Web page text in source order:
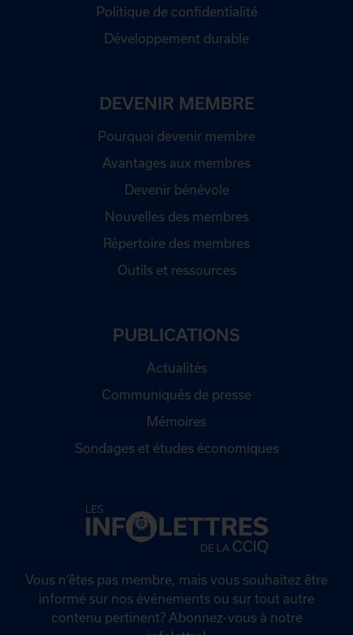
Politique de confidentialité
Développement durable
DEVENIR MEMBRE
Pourquoi devenir membre
Avantages aux membres
Devenir bénévole
Nouvelles des membres
Répertoire des membres
Outils et ressources
PUBLICATIONS
Actualités
Communiqués de presse
Mémoires
Sondages et études économiques
Vous n’êtes pas membre, mais vous souhaitez être
informé sur nos événements ou sur tout autre
contenu pertinent? Abonnez-vous à notre